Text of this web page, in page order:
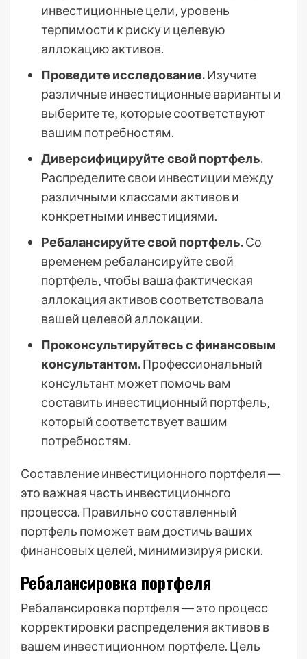
инвестиционные цели‚ уровень
терпимости к риску и целевую
аллокацию активов.
Проведите исследование.Изучите
различные инвестиционные варианты и
выберите те‚ которые соответствуют
вашим потребностям.
Диверсифицируйте свой портфель.
Распределите свои инвестиции между
различными классами активов и
конкретными инвестициями.
Ребалансируйте свой портфель.Со
временем ребалансируйте свой
портфель‚ чтобы ваша фактическая
аллокация активов соответствовала
вашей целевой аллокации.
Проконсультируйтесь с финансовым
консультантом.Профессиональный
консультант может помочь вам
составить инвестиционный портфель‚
который соответствует вашим
потребностям.
Составление инвестиционного портфеля ―
это важная часть инвестиционного
процесса. Правильно составленный
портфель поможет вам достичь ваших
финансовых целей‚ минимизируя риски.
Ребалансировка портфеля
Ребалансировка портфеля ― это процесс
корректировки распределения активов в
вашем инвестиционном портфеле. Цель